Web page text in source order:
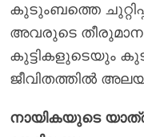
കുടുംബത്തെ
അവരുടെ
കുട്ടികളുടെയും
ജീവിതത്തിൽ
നായികയുടെ